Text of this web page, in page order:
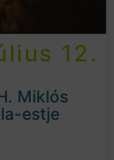
12.
Miklós
estje